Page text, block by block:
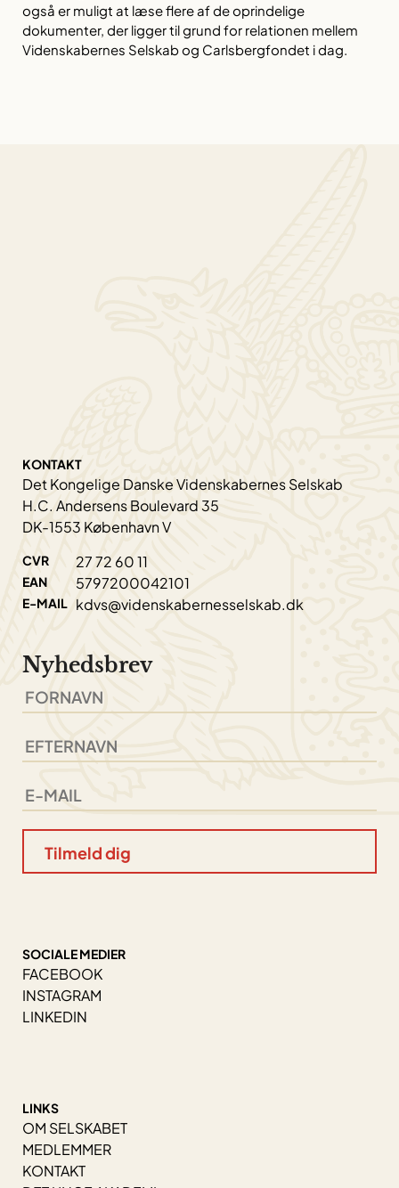
også er muligt at læse flere af de oprindelige
dokumenter, der ligger til grund for relationen mellem
Videnskabernes Selskab og Carlsbergfondet i dag.
KONTAKT
Det Kongelige Danske Videnskabernes Selskab
H.C. Andersens Boulevard 35
DK-1553 København V
CVR 27 72 60 11
EAN 5797200042101
E-MAIL kdvs@videnskabernesselskab.dk
Nyhedsbrev
SOCIALE MEDIER
FACEBOOK
INSTAGRAM
LINKEDIN
LINKS
OM SELSKABET
MEDLEMMER
KONTAKT